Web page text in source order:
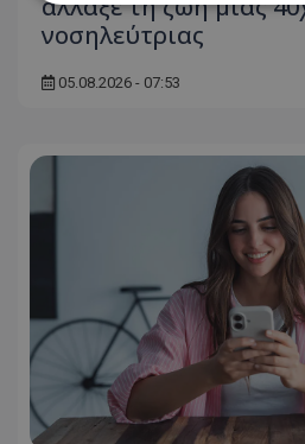
άλλαξε τη ζωή μιας
νοσηλεύτριας
05.08.2026 - 07:53
Απολύτως απαραίτητα
Στόχευσης
Τα απολύτως απαραίτητα
βασικές λειτουργίες του
σύνδεση χρήστη και τη
Ο ιστότοπος δεν μπορεί να
χωρίς τα απολύτως
Ονοματεπώνυμο
usprivacy